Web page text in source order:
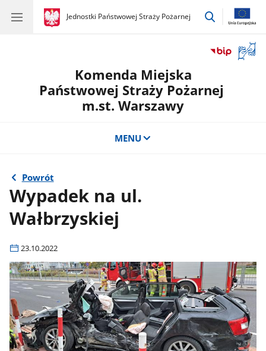
gov.pl
Jednostki Państwowej Straży Pożarnej
gov.pl
Jednostki
przejdź
okno
Komenda Miejska
Państwowej Straży Pożarnej
m.st. Warszawy
MENU
Powrót
Wypadek na ul.
Wałbrzyskiej
23.10.2022